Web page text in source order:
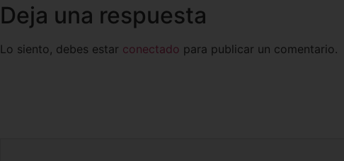
Deja una respuesta
Lo siento, debes estar conectado para publicar un comentario.